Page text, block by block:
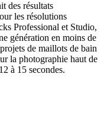
des résultats
les résolutions
Professional et Studio,
génération en moins de
de maillots de bain
la photographie haut de
à 15 secondes.